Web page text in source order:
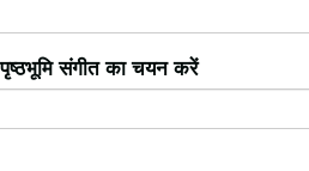
संगीत का चयन करें